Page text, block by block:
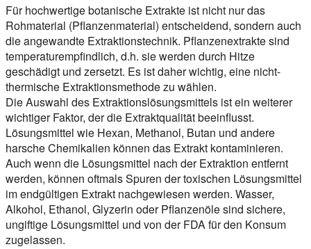
Für hochwertige botanische Extrakte ist nicht nur das
Rohmaterial (Pflanzenmaterial) entscheidend, sondern auch
die angewandte Extraktionstechnik. Pflanzenextrakte sind
temperaturempfindlich, d.h. sie werden durch Hitze
geschädigt und zersetzt. Es ist daher wichtig, eine nicht-
thermische Extraktionsmethode zu wählen.
Die Auswahl des Extraktionslösungsmittels ist ein weiterer
wichtiger Faktor, der die Extraktqualität beeinflusst.
Lösungsmittel wie Hexan, Methanol, Butan und andere
harsche Chemikalien können das Extrakt kontaminieren.
Auch wenn die Lösungsmittel nach der Extraktion entfernt
werden, können oftmals Spuren der toxischen Lösungsmittel
im endgültigen Extrakt nachgewiesen werden. Wasser,
Alkohol, Ethanol, Glyzerin oder Pflanzenöle sind sichere,
ungiftige Lösungsmittel und von der FDA für den Konsum
zugelassen.